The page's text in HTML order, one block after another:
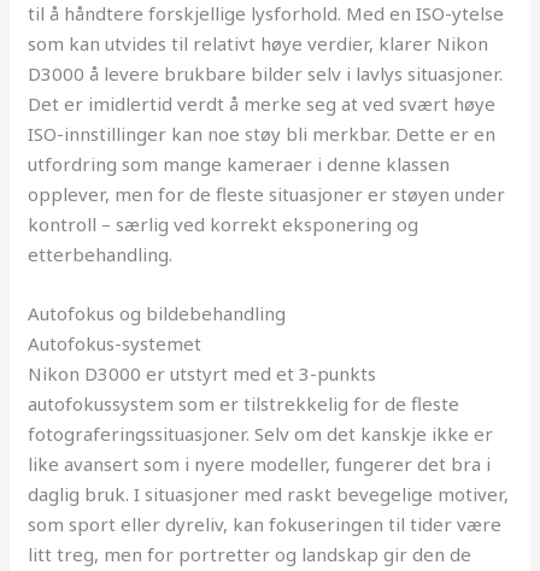
til å håndtere forskjellige lysforhold. Med en ISO-ytelse
som kan utvides til relativt høye verdier, klarer Nikon
D3000 å levere brukbare bilder selv i lavlys situasjoner.
Det er imidlertid verdt å merke seg at ved svært høye
ISO-innstillinger kan noe støy bli merkbar. Dette er en
utfordring som mange kameraer i denne klassen
opplever, men for de fleste situasjoner er støyen under
kontroll – særlig ved korrekt eksponering og
etterbehandling.
Autofokus og bildebehandling
Autofokus-systemet
Nikon D3000 er utstyrt med et 3-punkts
autofokussystem som er tilstrekkelig for de fleste
fotograferingssituasjoner. Selv om det kanskje ikke er
like avansert som i nyere modeller, fungerer det bra i
daglig bruk. I situasjoner med raskt bevegelige motiver,
som sport eller dyreliv, kan fokuseringen til tider være
litt treg, men for portretter og landskap gir den de